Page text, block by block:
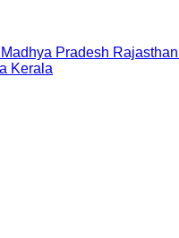
Madhya Pradesh Rajasthan
Kerala